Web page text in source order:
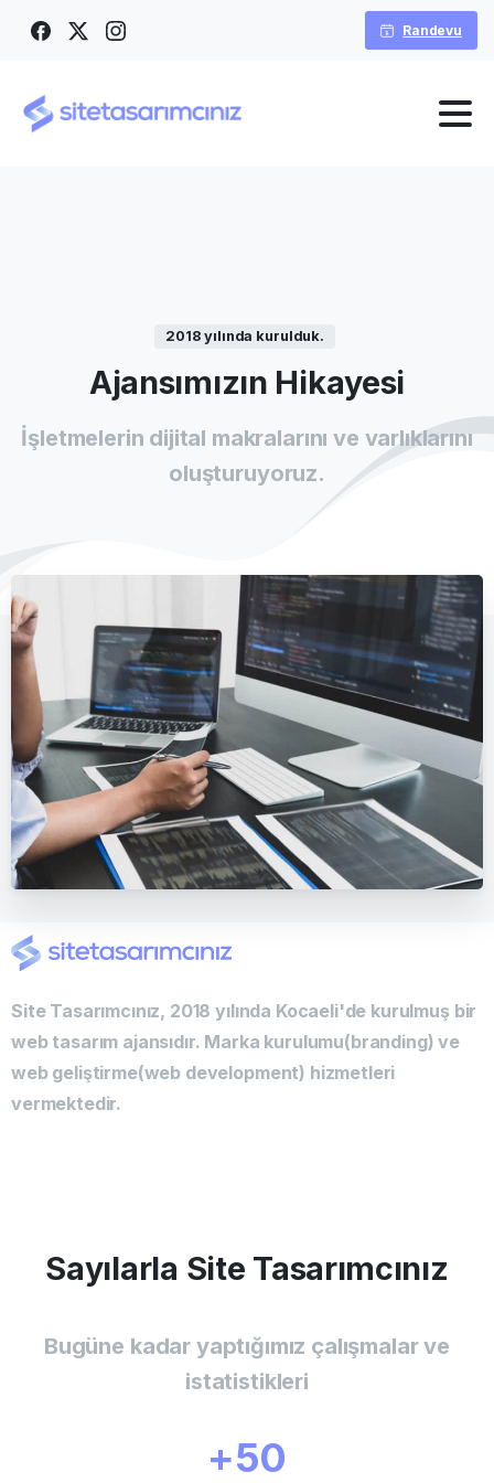
Randevu
2018 yılında kurulduk.
Ajansımızın Hikayesi
İşletmelerin dijital makralarını ve varlıklarını
oluşturuyoruz.
Site Tasarımcınız, 2018 yılında Kocaeli'de kurulmuş bir
web tasarım ajansıdır. Marka kurulumu(branding) ve
web geliştirme(web development) hizmetleri
vermektedir.
Sayılarla Site Tasarımcınız
Bugüne kadar yaptığımız çalışmalar ve
istatistikleri
+50